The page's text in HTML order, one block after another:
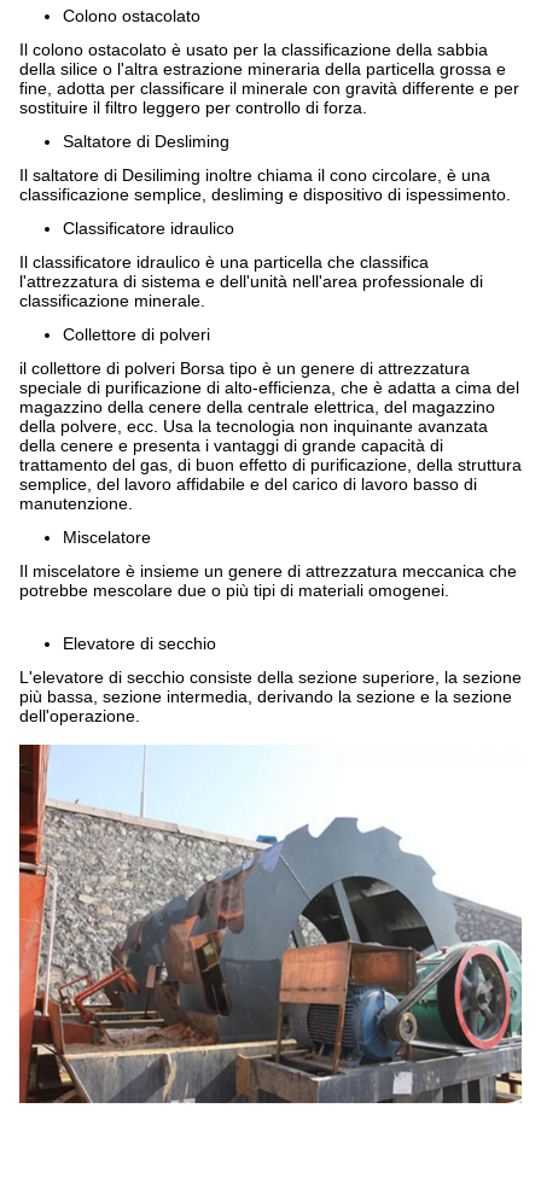
Colono ostacolato
Il colono ostacolato è usato per la classificazione della sabbia
della silice o l'altra estrazione mineraria della particella grossa e
fine, adotta per classificare il minerale con gravità differente e per
sostituire il filtro leggero per controllo di forza.
Saltatore di Desliming
Il saltatore di Desiliming inoltre chiama il cono circolare, è una
classificazione semplice, desliming e dispositivo di ispessimento.
Classificatore idraulico
Il classificatore idraulico è una particella che classifica
l'attrezzatura di sistema e dell'unità nell'area professionale di
classificazione minerale.
Collettore di polveri
il collettore di polveri Borsa tipo è un genere di attrezzatura
speciale di purificazione di alto-efficienza, che è adatta a cima del
magazzino della cenere della centrale elettrica, del magazzino
della polvere, ecc. Usa la tecnologia non inquinante avanzata
della cenere e presenta i vantaggi di grande capacità di
trattamento del gas, di buon effetto di purificazione, della struttura
semplice, del lavoro affidabile e del carico di lavoro basso di
manutenzione.
Miscelatore
Il miscelatore è insieme un genere di attrezzatura meccanica che
potrebbe mescolare due o più tipi di materiali omogenei.
Elevatore di secchio
L'elevatore di secchio consiste della sezione superiore, la sezione
più bassa, sezione intermedia, derivando la sezione e la sezione
dell'operazione.